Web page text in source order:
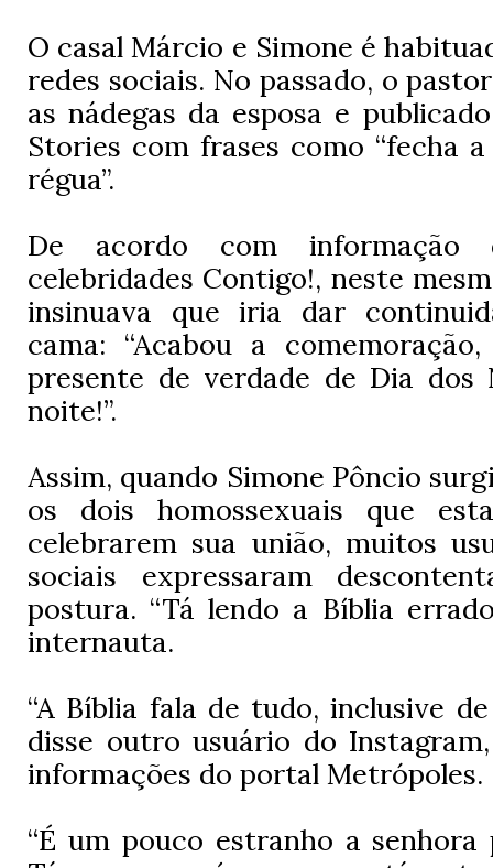
O casal Márcio e Simone é
redes sociais. No passado, o
as nádegas da esposa e
Stories com frases como “fecha
régua”.
De acordo com
celebridades Contigo!, neste
insinuava que iria dar
cama: “Acabou a
presente de verdade de Dia dos
noite!”.
Assim, quando Simone Pôncio
os dois homossexuais que
celebrarem sua união, muitos
sociais expressaram
postura. “Tá lendo a Bíblia
internauta.
“A Bíblia fala de tudo, inclusive
disse outro usuário do
informações do portal Metrópoles.
“É um pouco estranho a